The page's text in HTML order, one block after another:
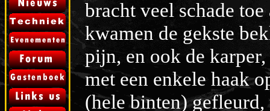
bracht veel schade
kwamen de gekste
pijn, en ook de
met een enkele haak
(hele binten) gefleurd,